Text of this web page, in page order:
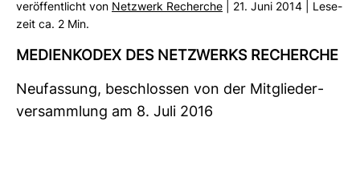
ver­öf­fent­licht von Netz­werk Recherche | 21. Juni 2014 | Lese­
zeit ca. 2 Min.
MEDI­EN­KODEX DES NETZ­WERKS RECHERCHE
Neu­fas­sung, beschlossen von der Mit­glie­der­
ver­samm­lung am 8. Juli 2016